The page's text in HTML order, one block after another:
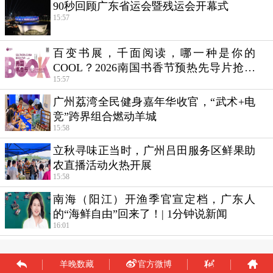
羊晚数藏 官方微博